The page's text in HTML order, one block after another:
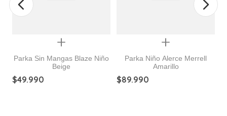
Quickview
Parka Sin Mangas Blaze Niño
Beige
$49.990
Quickview
Parka Niño Alerce Merrell
Amarillo
$89.990